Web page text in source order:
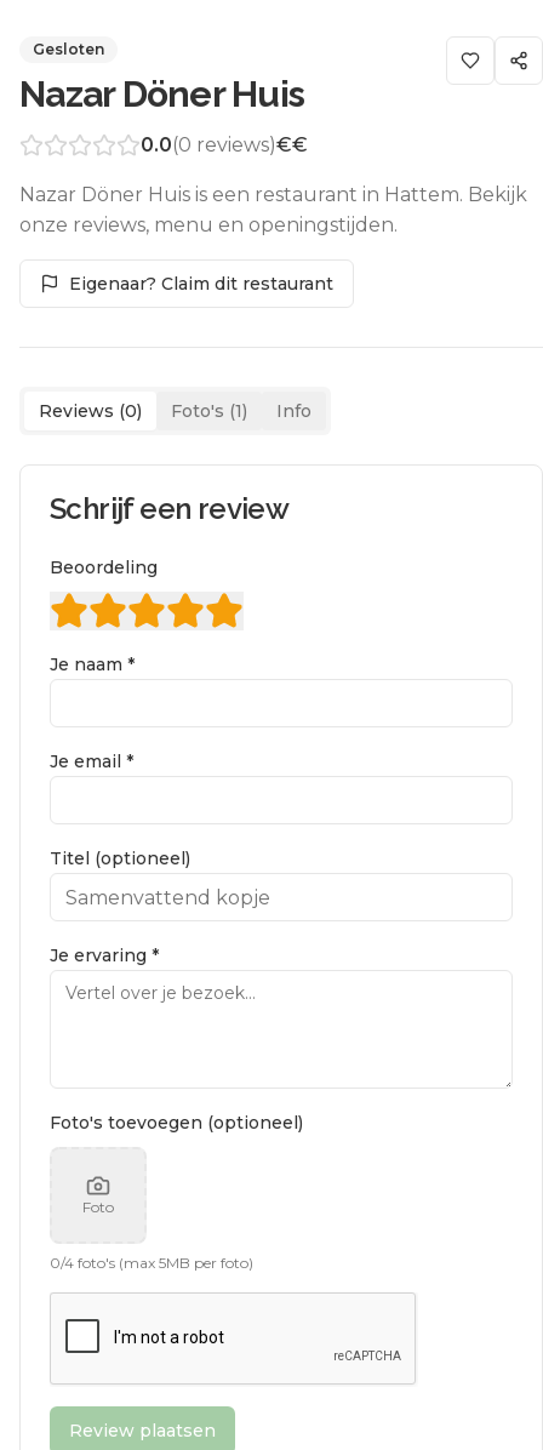
Gesloten
Nazar Döner Huis
0.0(0 reviews)€€
Nazar Döner Huis is een restaurant in Hattem. Bekijk
onze reviews, menu en openingstijden.
Eigenaar? Claim dit restaurant
Reviews (0) Foto's (1) Info
Schrijf een review
Beoordeling
Je naam *
Je email *
Titel (optioneel)
Je ervaring *
Foto's toevoegen (optioneel)
Foto
0/4 foto's (max 5MB per foto)
Review plaatsen